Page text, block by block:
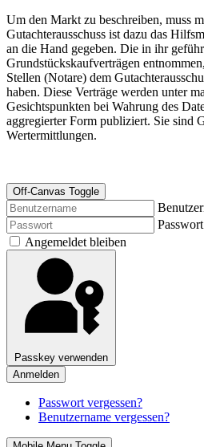
Um den Markt zu beschreiben, muss
Gutachterausschuss ist dazu das
an die Hand gegeben. Die in ihr
Grundstückskaufverträgen
Stellen (Notare) dem
haben. Diese Verträge werden unter
Gesichtspunkten bei Wahrung des
aggregierter Form publiziert. Sie sind
Wertermittlungen.
Off-Canvas Toggle
Passwort
Angemeldet bleiben
Passkey verwenden
Anmelden
Passwort vergessen?
Benutzername vergessen?